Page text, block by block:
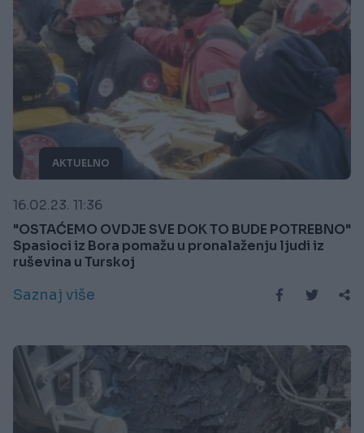
AKTUELNO
16.02.23. 11:36
"OSTAĆEMO OVDJE SVE DOK TO BUDE POTREBNO"
Spasioci iz Bora pomažu u pronalaženju ljudi iz
ruševina u Turskoj
Saznaj više